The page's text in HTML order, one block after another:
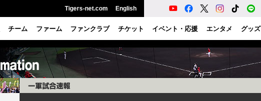
Tigers-net.com English
チーム ファーム ファンクラブ チケット イベント・応援 エンタメ グッズ